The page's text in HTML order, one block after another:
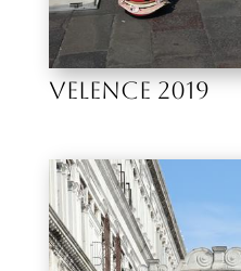
VELENCE 2019